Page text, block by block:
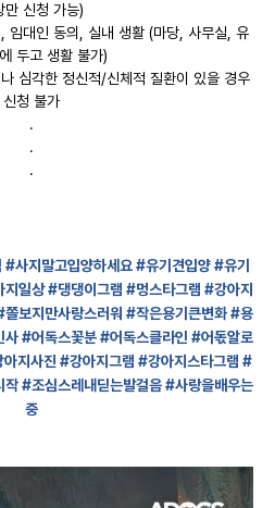
만 신청 가능)
임대인 동의, 실내 생활 (마당, 사무실, 유
두고 생활 불가)
심각한 정신적/신체적 질환이 있을 경우
신청 불가
.
.
.
#사지말고입양하세요 #유기견입양 #유기
지일상#댕댕이그램 #멍스타그램 #강아지
쫄보지만사랑스러워 #작은용기큰변화#용
사#어독스꽃분#어독스클라인 #어돇알로
지사진 #강아지그램 #강아지스타그램 #
작#조심스레내딛는발걸음#사랑을배우는
중